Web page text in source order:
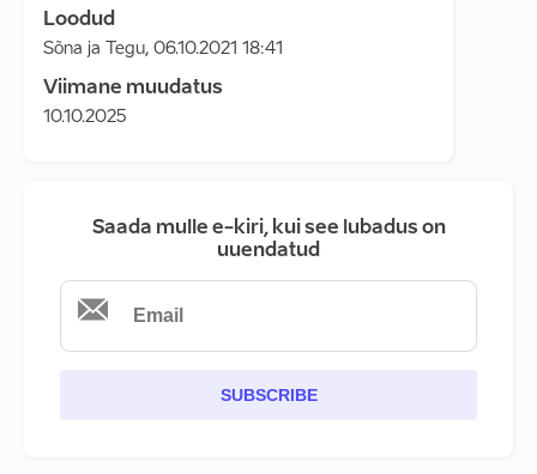
Loodud
Sõna ja Tegu, 06.10.2021 18:41
Viimane muudatus
10.10.2025
Saada mulle e-kiri, kui see lubadus on
uuendatud
SUBSCRIBE